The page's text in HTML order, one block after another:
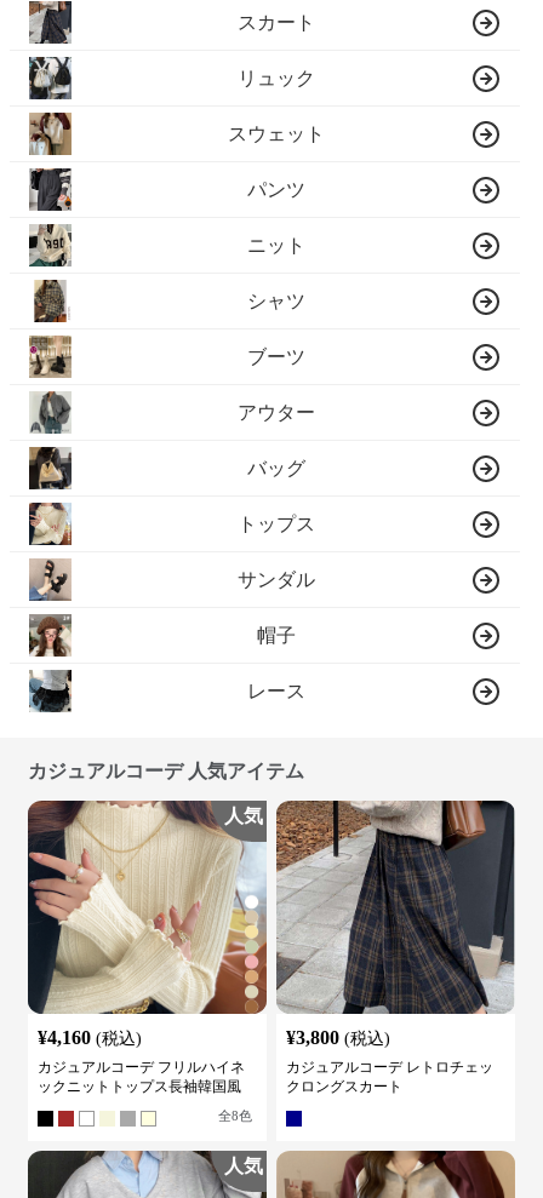
スカート
リュック
スウェット
パンツ
ニット
シャツ
ブーツ
アウター
バッグ
トップス
サンダル
帽子
レース
カジュアルコーデ 人気アイテム
人気
¥4,160 (税込)
カジュアルコーデ フリルハイネ
ックニットトップス長袖韓国風
全8色
¥3,800 (税込)
カジュアルコーデ レトロチェッ
クロングスカート
人気